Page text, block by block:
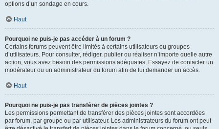
options d’un sondage en cours.
Haut
Pourquoi ne puis-je pas accéder à un forum ?
Certains forums peuvent être limités à certains utilisateurs ou groupes
d’utilisateurs. Pour consulter, rédiger, publier ou réaliser n’importe quelle autre
action, vous avez besoin des permissions adéquates. Essayez de contacter un
modérateur ou un administrateur du forum afin de lui demander un accès.
Haut
Pourquoi ne puis-je pas transférer de pièces jointes ?
Les permissions permettant de transférer des pièces jointes sont accordées
par forum, par groupe ou par utilisateur. Les administrateurs du forum ont peut-